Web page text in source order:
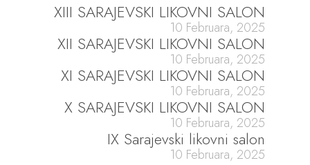
XIII SARAJEVSKI LIKOVNI SALON
10 Februara, 2025
XII SARAJEVSKI LIKOVNI SALON
10 Februara, 2025
XI SARAJEVSKI LIKOVNI SALON
10 Februara, 2025
X SARAJEVSKI LIKOVNI SALON
10 Februara, 2025
IX Sarajevski likovni salon
10 Februara, 2025